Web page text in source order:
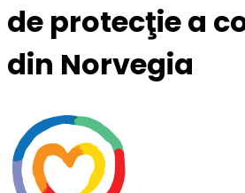
de protecţie a
din Norvegia